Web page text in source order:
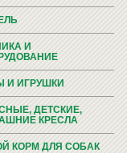
И
И ИГРУШКИ
ДЕТСКИЕ,
КРЕСЛА
КОРМ ДЛЯ СОБАК